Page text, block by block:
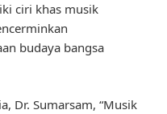
ciri khas musik
budaya bangsa
Dr. Sumarsam, “Musik